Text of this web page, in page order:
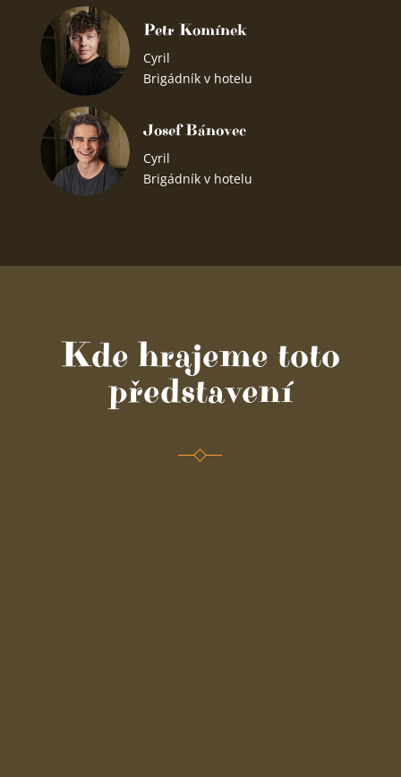
Petr Komínek
Cyril
Brigádník v hotelu
Josef Bánovec
Cyril
Brigádník v hotelu
Kde hrajeme toto
představení